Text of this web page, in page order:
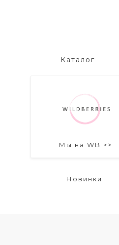
Каталог
Мы на WB >>
Новинки